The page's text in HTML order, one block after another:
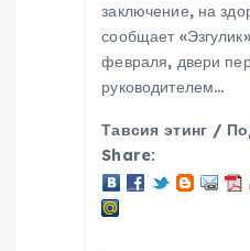
заключение, на
сообщает
февраля, двери
руководителем…
Тавсия этинг /
Share: